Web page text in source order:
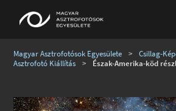
Magyar Asztrofotósok Egyesülete >
Csillag-
Asztrofotó Kiállítás
> Észak-Amerika-köd